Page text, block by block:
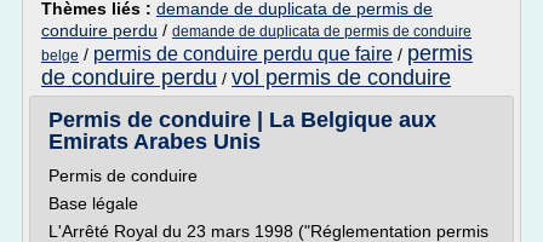
Thèmes liés : demande de duplicata de permis de
conduire perdu / demande de duplicata de permis de conduire
belge / permis de conduire perdu que faire / permis
de conduire perdu / vol permis de conduire
Permis de conduire | La Belgique aux
Emirats Arabes Unis
Permis de conduire
Base légale
L'Arrêté Royal du 23 mars 1998 ("Réglementation permis